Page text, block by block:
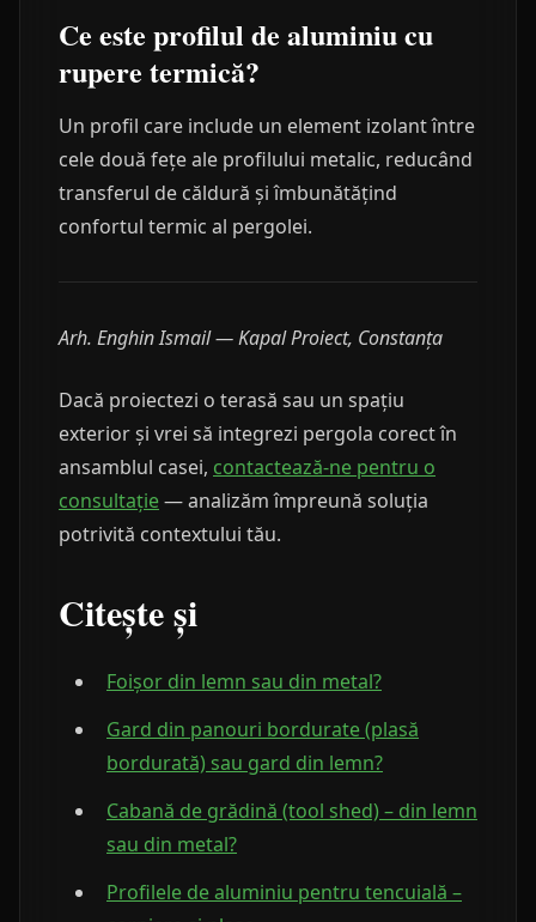
Ce este profilul de aluminiu cu
rupere termică?
Un profil care include un element izolant între
cele două fețe ale profilului metalic, reducând
transferul de căldură și îmbunătățind
confortul termic al pergolei.
Arh. Enghin Ismail — Kapal Proiect, Constanța
Dacă proiectezi o terasă sau un spațiu
exterior și vrei să integrezi pergola corect în
ansamblul casei, contactează-ne pentru o
consultație— analizăm împreună soluția
potrivită contextului tău.
Citește și
Foișor din lemn sau din metal?
Gard din panouri bordurate (plasă
bordurată) sau gard din lemn?
Cabană de grădină (tool shed) – din lemn
sau din metal?
Profilele de aluminiu pentru tencuială –